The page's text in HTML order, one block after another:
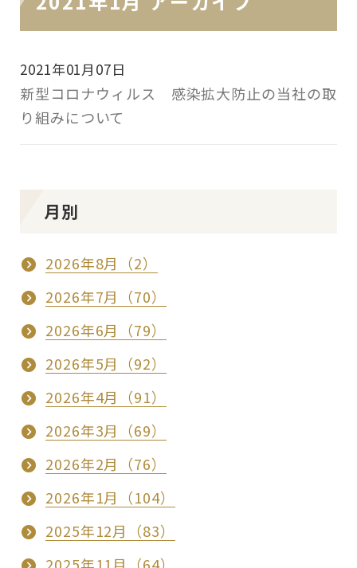
2021年01月07日
新型コロナウィルス 感染拡大防止の当社の取
り組みについて
月別
2026年8月（2）
2026年7月（70）
2026年6月（79）
2026年5月（92）
2026年4月（91）
2026年3月（69）
2026年2月（76）
2026年1月（104）
2025年12月（83）